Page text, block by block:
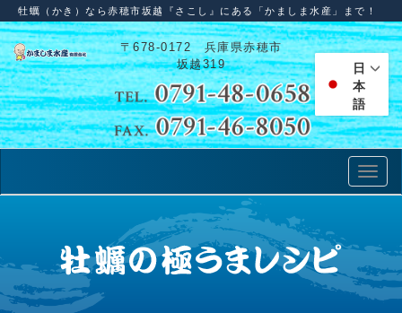
牡蠣（かき）なら赤穂市坂越『さこし』にある「かましま水産」まで！
〒678-0172 兵庫県赤穂市
坂越319
日
本
語